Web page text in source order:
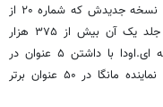
نوشته ام.تان ۲ جایگاه جدول را در اختیار دارد و نسخه جدیدش که شماره ۲۰ از
این مجموعه است با عنوان «گور آخرالزمان» و جلد یک آن بیش از ۳۷۵ هزار
نسخه فروخته و از سوی دیگر «یک تکه» نوشته ای.اودا با داشتن ۵ عنوان در
فهرست، بیش از ۹۰۰هزار نسخه فروخته تا تنها نماینده مانگا در ۵۰ عنوان برتر